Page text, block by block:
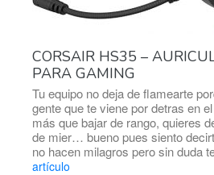
CORSAIR HS35 –
PARA GAMING
Tu equipo no deja de flamearte
gente que te viene por detras en
más que bajar de rango, quieres
de mier… bueno pues siento
no hacen milagros pero sin duda
artículo